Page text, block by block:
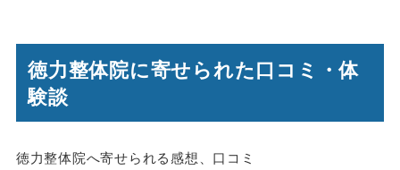
徳力整体院に寄せられた口コミ・体
験談
徳力整体院へ寄せられる感想、口コミ